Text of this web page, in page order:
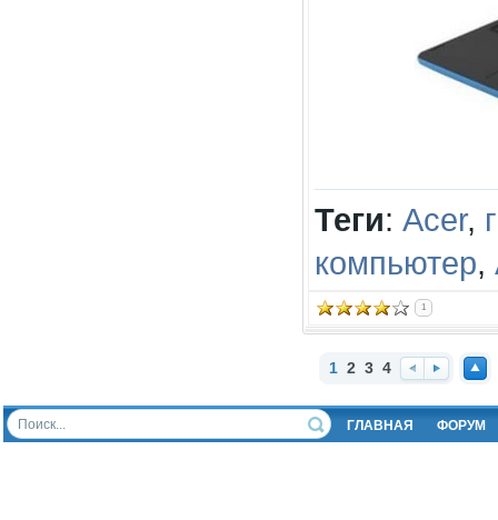
Теги: Acer,
компьютер,
1
1 2 3 4
ад
ред ерх
ГЛАВНАЯ ФОРУМ